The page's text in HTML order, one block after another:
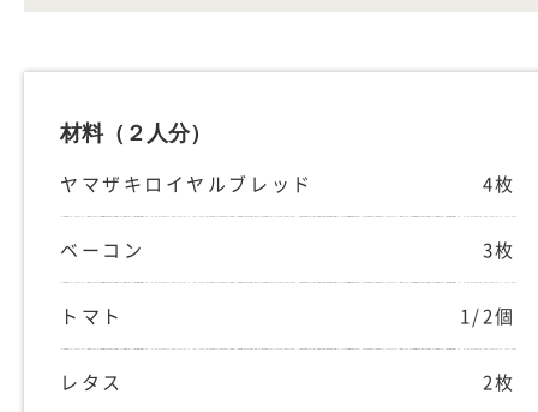
材料（２人分）
ヤマザキロイヤルブレッド 4枚
ベーコン 3枚
トマト 1/2個
レタス 2枚